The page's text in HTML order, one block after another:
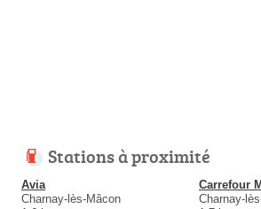
Stations à proximité
Avia
Charnay-lès-Mâcon
Carrefour
Charnay-